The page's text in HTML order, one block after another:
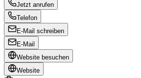
Jetzt anrufen
Telefon
E-Mail schreiben
E-Mail
Website besuchen
Website